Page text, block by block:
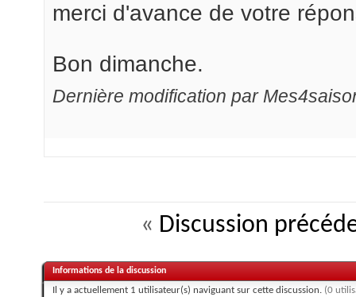
merci d'avance de votre
Bon dimanche.
Dernière modification par
« Discussion
Informations de la discussion
Il y a actuellement 1 utilisateur(s) naviguant sur cette discussion. (0